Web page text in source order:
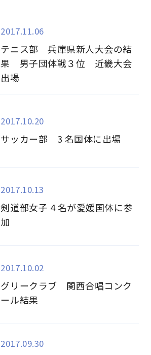
2017.11.06
テニス部 兵庫県新人大会の結
果 男子団体戦３位 近畿大会
出場
2017.10.20
サッカー部 3 名国体に出場
2017.10.13
剣道部女子 4 名が愛媛国体に参
加
2017.10.02
グリークラブ 関西合唱コンク
ール結果
2017.09.30